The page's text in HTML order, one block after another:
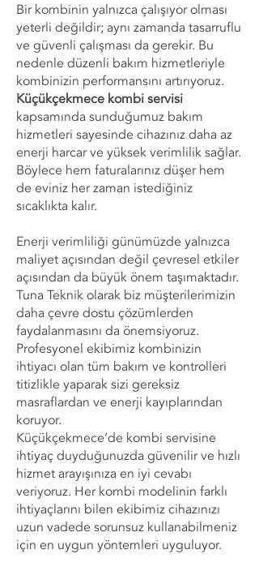
Bir kombinin yalnızca çalışıyor olması
yeterli değildir; aynı zamanda tasarruflu
ve güvenli çalışması da gerekir. Bu
nedenle düzenli bakım hizmetleriyle
kombinizin performansını artırıyoruz.
Küçükçekmece kombi servisi
kapsamında sunduğumuz bakım
hizmetleri sayesinde cihazınız daha az
enerji harcar ve yüksek verimlilik sağlar.
Böylece hem faturalarınız düşer hem
de eviniz her zaman istediğiniz
sıcaklıkta kalır.
Enerji verimliliği günümüzde yalnızca
maliyet açısından değil çevresel etkiler
açısından da büyük önem taşımaktadır.
Tuna Teknik olarak biz müşterilerimizin
daha çevre dostu çözümlerden
faydalanmasını da önemsiyoruz.
Profesyonel ekibimiz kombinizin
ihtiyacı olan tüm bakım ve kontrolleri
titizlikle yaparak sizi gereksiz
masraflardan ve enerji kayıplarından
koruyor.
Küçükçekmece’de kombi servisine
ihtiyaç duyduğunuzda güvenilir ve hızlı
hizmet arayışınıza en iyi cevabı
veriyoruz. Her kombi modelinin farklı
ihtiyaçlarını bilen ekibimiz cihazınızı
uzun vadede sorunsuz kullanabilmeniz
için en uygun yöntemleri uyguluyor.